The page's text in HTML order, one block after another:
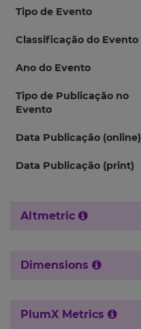
Tipo de Evento
Classificação do Evento
Ano do Evento
Tipo de Publicação no
Evento
Data Publicação (online)
Data Publicação (print)
Altmetric
Dimensions
PlumX Metrics